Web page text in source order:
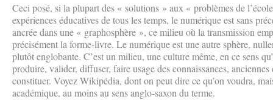
Ceci posé, si la plupart des « solutions » aux « problèmes de
expériences éducatives de tous les temps, le numérique est sans
ancrée dans une « graphosphère », ce milieu où la transmission
précisément la forme-livre. Le numérique est une autre sphère,
plutôt englobante. C’est un milieu, une culture même, en ce sens
produire, valider, diffuser, faire usage des connaissances,
constituer. Voyez Wikipédia, dont on peut dire ce qu’on voudra,
académique, au moins au sens anglo-saxon du terme.